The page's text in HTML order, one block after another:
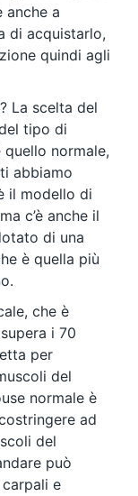
anche a
di acquistarlo,
quindi agli
La scelta del
tipo di
quello normale,
abbiamo
il modello di
c’è anche il
di una
è quella più
che è
i 70
per
del
normale è
ad
del
può
e